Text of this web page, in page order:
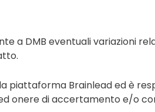
a DMB eventuali variazioni
piattaforma Brainlead ed è
onere di accertamento e/o